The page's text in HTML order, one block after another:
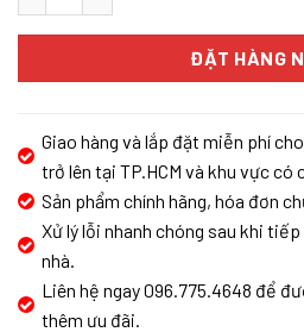
ĐẶT HÀNG
Giao hàng và lắp đặt miễn phí
trở lên tại TP.HCM và khu vực có
Sản phẩm chính hãng, hóa đơn
Xử lý lỗi nhanh chóng sau khi
nhà.
Liên hệ ngay 096.775.4648 để
thêm ưu đãi.